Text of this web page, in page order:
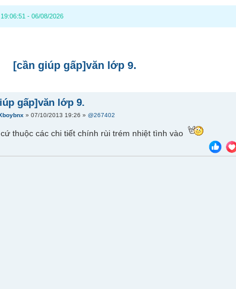
- 06/08/2026
[cần giúp gấp]văn lớp 9.
gấp]văn lớp 9.
» 07/10/2013 19:26 »@267402
thuộc các chi tiết chính rùi trém nhiệt tình vào